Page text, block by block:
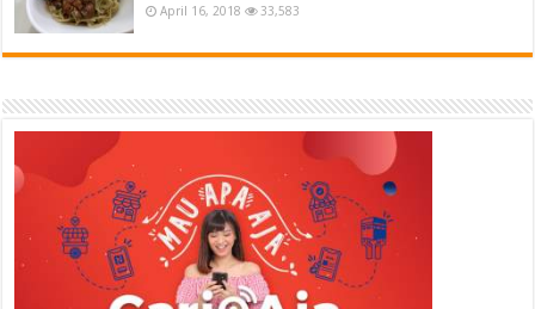
April 16, 2018 33,583